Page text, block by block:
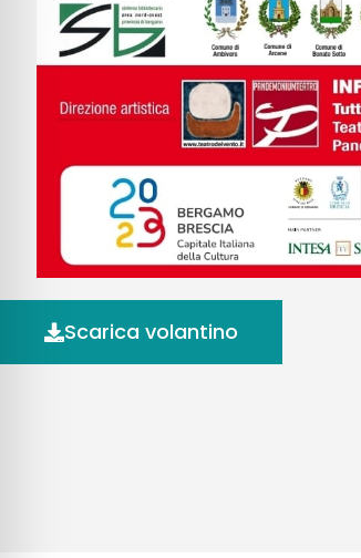
Scarica volantino